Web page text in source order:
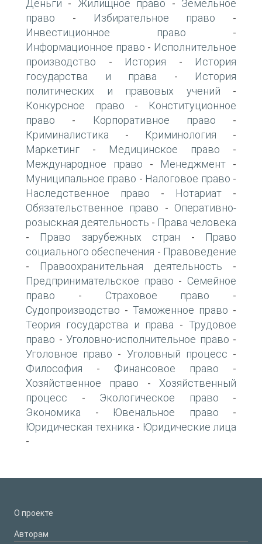
Деньги - Жилищное право - Земельное
право - Избирательное право -
Инвестиционное право -
Информационное право - Исполнительное
производство - История -
История
государства и права -
История
политических и правовых учений -
Конкурсное право -
Конституционное
право - Корпоративное право -
Криминалистика - Криминология -
Маркетинг - Медицинское право -
Международное право - Менеджмент -
Муниципальное право - Налоговое право -
Наследственное право - Нотариат -
Обязательственное право - Оперативно-
розыскная деятельность - Права человека
- Право зарубежных стран -
Право
социального обеспечения - Правоведение
- Правоохранительная деятельность -
Предпринимательское право - Семейное
право - Страховое право -
Судопроизводство - Таможенное право -
Теория государства и права -Трудовое
право - Уголовно-исполнительное право -
Уголовное право - Уголовный процесс -
Философия - Финансовое право -
Хозяйственное право - Хозяйственный
процесс - Экологическое право -
Экономика - Ювенальное право -
Юридическая техника - Юридические лица
-
О проекте
Авторам